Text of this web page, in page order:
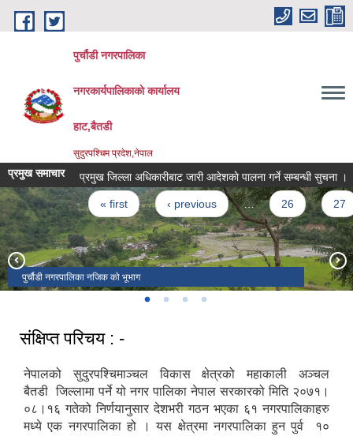
Skip to main content
पुर्चौडी नगरपालिका
नगरकार्यपालिकाकाे कार्यालय
हाट,बैतडी
सुदुरपश्चिम प्रदेश,नेपाल
प्रमुख समाचारप्रमुख जिल्ला अधिकारीबाट जारी आदेशकाे पालना गर्ने सम्बन्धी सुचना ।
Pages
« first ‹ previous … 26 27
पुर्चौडी नगरपालिका नजिक को भूभाग
डिलाशैनी भगवती मन्दिर
संक्षिप्त परिचय : -
नेपालको सुदुरपश्चिमाञ्चल विकास क्षेत्रको महाकाली अञ्चल
बैतडी जिल्लामा पर्ने यो नगर पालिका नेपाल सरकारको मिति २०७१।
०८।१६ गतेको निर्णयानुसार देशभरी गठन भएका ६१ नगरपालिकाहरु
मध्ये एक नगरपालिका हो । यस क्षेत्रमा नगरपालिका हुन पुर्व १०